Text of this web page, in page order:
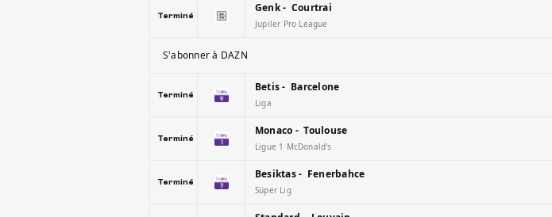
Terminé
Genk - Courtrai
Jupiler Pro League
S'abonner à DAZN
Terminé
Betis - Barcelone
Liga
Terminé
Monaco - Toulouse
Ligue 1 McDonald's
Terminé
Besiktas - Fenerbahce
Süper Lig